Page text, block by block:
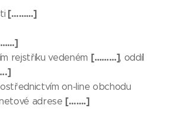
[………]
rejstříku vedeném [………], oddíl
on-line obchodu
adrese […….]